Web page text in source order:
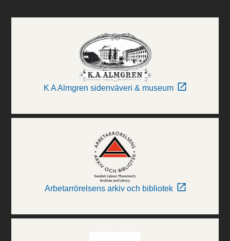
K A Almgren sidenväveri & museum
Arbetarrörelsens arkiv och bibliotek